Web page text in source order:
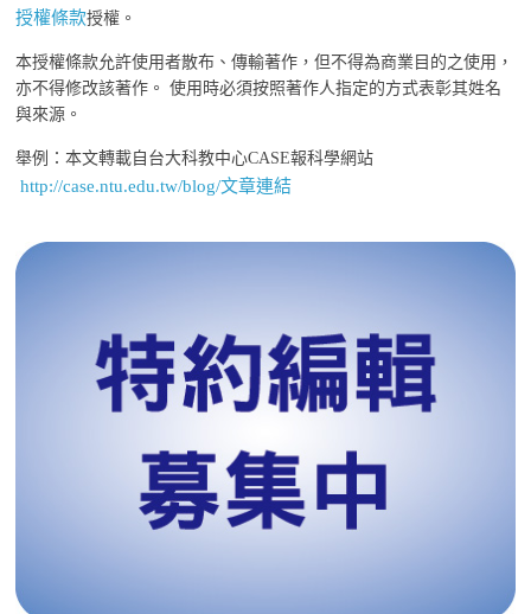
授權條款授權。
本授權條款允許使用者散布、傳輸著作，但不得為商業目的之使用，
亦不得修改該著作。 使用時必須按照著作人指定的方式表彰其姓名
與來源。
舉例：本文轉載自台大科教中心CASE報科學網站
http://case.ntu.edu.tw/blog/文章連結